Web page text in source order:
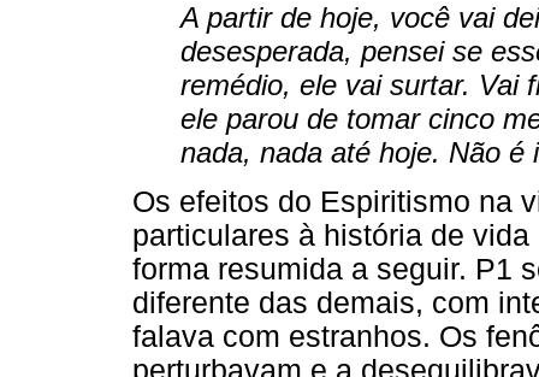
A partir de hoje, você vai
desesperada, pensei se
remédio, ele vai surtar. Vai
ele parou de tomar cinco
nada, nada até hoje. Não
Os efeitos do Espiritismo na
particulares à história de
forma resumida a seguir. P1
diferente das demais, com
falava com estranhos. Os